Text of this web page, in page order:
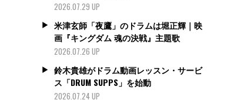
2026.07.29 UP
米津玄師「夜鷹」のドラムは堀正輝｜映
画『キングダム 魂の決戦』主題歌
2026.07.26 UP
鈴木貴雄がドラム動画レッスン・サービ
ス「DRUM SUPPS」を始動
2026.07.24 UP